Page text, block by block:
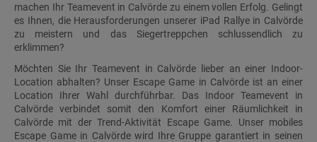
machen Ihr Teamevent in Calvörde zu einem vollen Erfolg. Gelingt
es Ihnen, die Herausforderungen unserer iPad Rallye in Calvörde
zu meistern und das Siegertreppchen schlussendlich zu
erklimmen?
Möchten Sie Ihr Teamevent in Calvörde lieber an einer Indoor-
Location abhalten? Unser Escape Game in Calvörde ist an einer
Location Ihrer Wahl durchführbar. Das Indoor Teamevent in
Calvörde verbindet somit den Komfort einer Räumlichkeit in
Calvörde mit der Trend-Aktivität Escape Game. Unser mobiles
Escape Game in Calvörde wird Ihre Gruppe garantiert in seinen